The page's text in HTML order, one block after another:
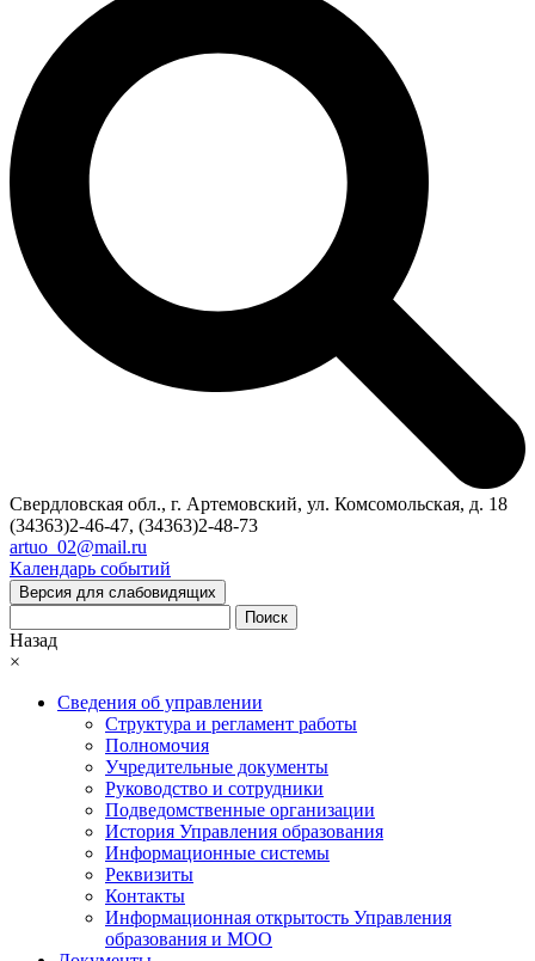
Свердловская обл., г. Артемовский, ул. Комсомольская, д. 18
(34363)2-46-47, (34363)2-48-73
artuo_02@mail.ru
Календарь событий
Версия для слабовидящих
Поиск
Назад
×
Сведения об управлении
Структура и регламент работы
Полномочия
Учредительные документы
Руководство и сотрудники
Подведомственные организации
История Управления образования
Информационные системы
Реквизиты
Контакты
Информационная открытость Управления
образования и МОО